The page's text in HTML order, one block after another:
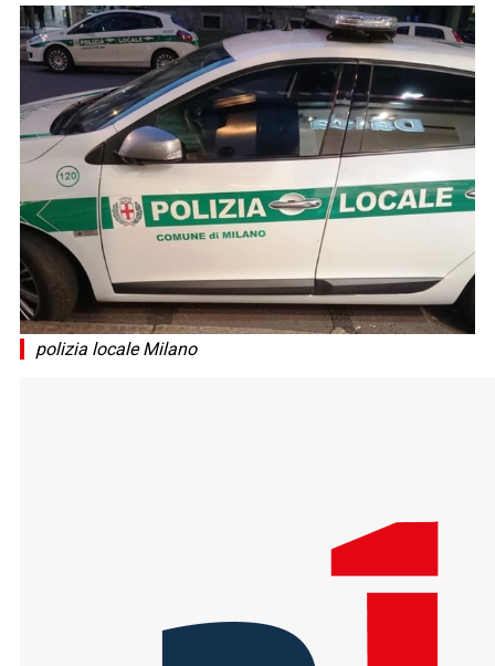
polizia locale Milano